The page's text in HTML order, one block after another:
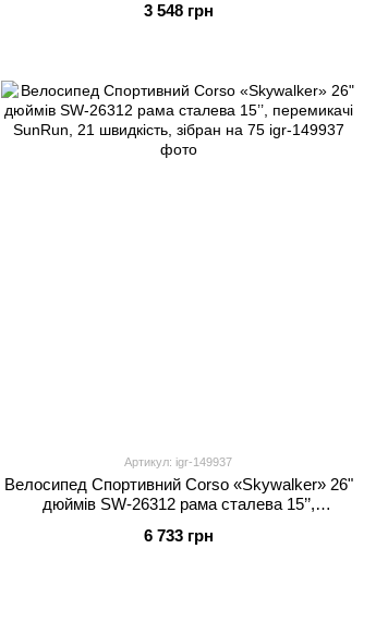
3 548 грн
Артикул: igr-149937
Велосипед Спортивний Corso «Skywalker» 26"
дюймів SW-26312 рама сталева 15’’,
6 733 грн